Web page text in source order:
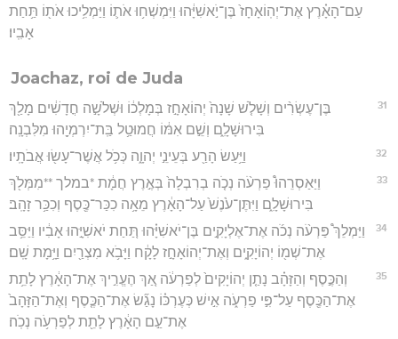
עַם־הָאָ֗רֶץ אֶת־יְהֽוֹאָחָז֙ בֶּן־יֹ֣אשִׁיָּ֔הוּ וַיִּמְשְׁח֥וּ אֹת֛וֹ וַיַּמְלִ֥יכוּ אֹת֖וֹ תַּ֥חַת
אָבִֽיו׃
Joachaz, roi de Juda
31
בֶּן־עֶשְׂרִ֨ים וְשָׁלֹ֤שׁ שָׁנָה֙ יְהוֹאָחָ֣ז בְּמָלְכ֔וֹ וּשְׁלֹשָׁ֣ה חֳדָשִׁ֔ים מָלַ֖ךְ
בִּירוּשָׁלִָ֑ם וְשֵׁ֣ם אִמּ֔וֹ חֲמוּטַ֥ל בַּֽת־יִרְמְיָ֖הוּ מִלִּבְנָֽה׃
32 וַיַּ֥עַשׂ הָרַ֖ע בְּעֵינֵ֣י יְהוָ֑ה כְּכֹ֥ל אֲשֶׁר־עָשׂ֖וּ אֲבֹתָֽיו׃
33
וַיַּאַסְרֵהוּ֩ פַרְעֹ֨ה נְכֹ֤ה בְרִבְלָה֙ בְּאֶ֣רֶץ חֲמָ֔ת *במלך **מִמְּלֹ֖ךְ
בִּירוּשָׁלִָ֑ם וַיִּתֶּן־עֹ֙נֶשׁ֙ עַל־הָאָ֔רֶץ מֵאָ֥ה כִכַּר־כֶּ֖סֶף וְכִכַּ֥ר זָהָֽב׃
34
וַיַּמְלֵךְ֩ פַּרְעֹ֨ה נְכֹ֜ה אֶת־אֶלְיָקִ֣ים בֶּן־יֹאשִׁיָּ֗הוּ תַּ֚חַת יֹאשִׁיָּ֣הוּ אָבִ֔יו וַיַּסֵּ֥ב
אֶת־שְׁמ֖וֹ יְהוֹיָקִ֑ים וְאֶת־יְהוֹאָחָ֣ז לָקָ֔ח וַיָּבֹ֥א מִצְרַ֖יִם וַיָּ֥מָת שָֽׁם׃
35
וְהַכֶּ֣סֶף וְהַזָּהָ֗ב נָתַ֤ן יְהוֹיָקִים֙ לְפַרְעֹ֔ה אַ֚ךְ הֶעֱרִ֣יךְ אֶת־הָאָ֔רֶץ לָתֵ֥ת
אֶת־הַכֶּ֖סֶף עַל־פִּ֣י פַרְעֹ֑ה אִ֣ישׁ כְּעֶרְכּ֗וֹ נָגַ֞שׂ אֶת־הַכֶּ֤סֶף וְאֶת־הַזָּהָב֙
אֶת־עַ֣ם הָאָ֔רֶץ לָתֵ֖ת לְפַרְעֹ֥ה נְכֹֽה׃